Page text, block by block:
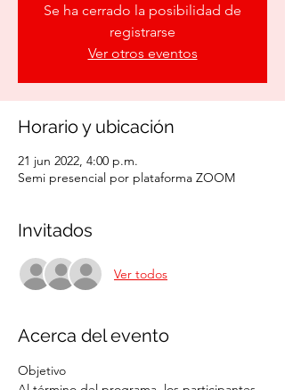
Se ha cerrado la posibilidad de
registrarse
Ver otros eventos
Horario y ubicación
21 jun 2022, 4:00 p.m.
Semi presencial por plataforma ZOOM
Invitados
Ver todos
Acerca del evento
Objetivo